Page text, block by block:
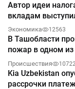
Автор идеи
вкладам
Экономика 12563
В Ташобласти
пожар в одном
Происшествия 10722
Kia Uzbekistan
рассрочки